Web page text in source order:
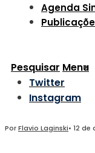
Agenda
Pesquisar Menu
Twitter
Instagram
PorFlavio Laginski• 12 de